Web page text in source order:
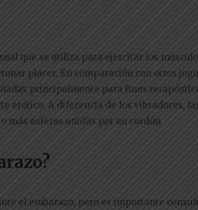
que se utiliza para ejercitar los
placer. En comparación con otros
principalmente para fines
erótico. A diferencia de los vibradores,
más esferas unidas por un cordón.
el embarazo, pero es importante